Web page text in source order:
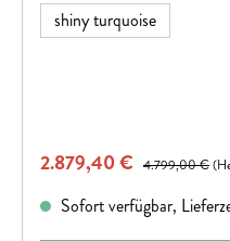
shiny turquoise
Verkaufspreis:
2.879,40 € Regulärer Preis:
4.799,00 €
Sofort verfügbar,